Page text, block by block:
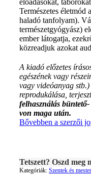
Természetes életmód
haladó tanfolyam).
természetgyógyász)
ember látogatja,
közreadjuk azokat
A kiadó előzetes
egészének vagy
vagy videóanyag
reprodukálása,
felhasználás
von maga után.
Bővebben a szerzői
Tetszett? Oszd meg
Kategóriák:Szentek és